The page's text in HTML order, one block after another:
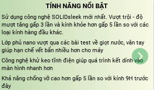
TÍNH NĂNG NỔI BẬT
Sử dụng công nghệ SOLIDsleek mới nhất. Vượt trội - độ
mượt tăng gấp 3 lần và kính khỏe hơn gấp 5 lần so với các
loại kính hàng đầu khác.
Lớp phủ nano vượt qua các bài test về giọt nước, vân tay
giúp hạn chế vết bẩn nhiều hơn cho máy
Công nghệ khử keo tĩnh điện giúp quá trình kết dính vào
màn hình nhanh hơn
Khả năng chống vỡ cao hơn gấp 5 lần so với kính 9H trước
đây